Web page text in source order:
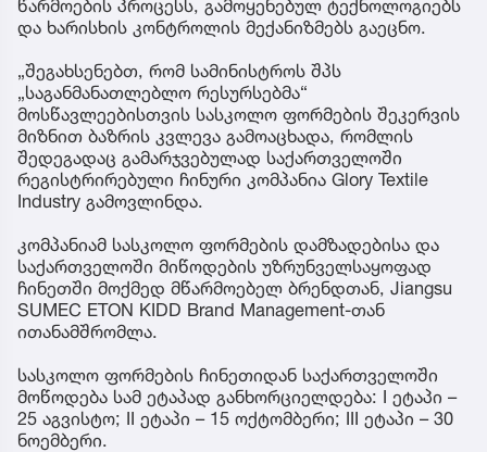
წარმოების პროცესს, გამოყენებულ ტექნოლოგიებს
და ხარისხის კონტროლის მექანიზმებს გაეცნო.
„შეგახსენებთ, რომ სამინისტროს შპს
„საგანმანათლებლო რესურსებმა“
მოსწავლეებისთვის სასკოლო ფორმების შეკერვის
მიზნით ბაზრის კვლევა გამოაცხადა, რომლის
შედეგადაც გამარჯვებულად საქართველოში
რეგისტრირებული ჩინური კომპანია Glory Textile
Industry გამოვლინდა.
კომპანიამ სასკოლო ფორმების დამზადებისა და
საქართველოში მიწოდების უზრუნველსაყოფად
ჩინეთში მოქმედ მწარმოებელ ბრენდთან, Jiangsu
SUMEC ETON KIDD Brand Management-თან
ითანამშრომლა.
სასკოლო ფორმების ჩინეთიდან საქართველოში
მოწოდება სამ ეტაპად განხორციელდება: I ეტაპი –
25 აგვისტო; II ეტაპი – 15 ოქტომბერი; III ეტაპი – 30
ნოემბერი.